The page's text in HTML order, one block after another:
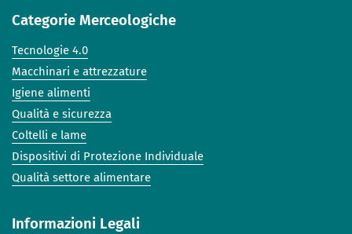
Categorie Merceologiche
Tecnologie 4.0
Macchinari e attrezzature
Igiene alimenti
Qualità e sicurezza
Coltelli e lame
Dispositivi di Protezione Individuale
Qualità settore alimentare
Informazioni Legali